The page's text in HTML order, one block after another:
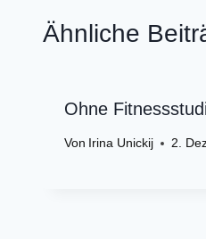
Ähnliche
Ohne
Von Irina Unickij 2.